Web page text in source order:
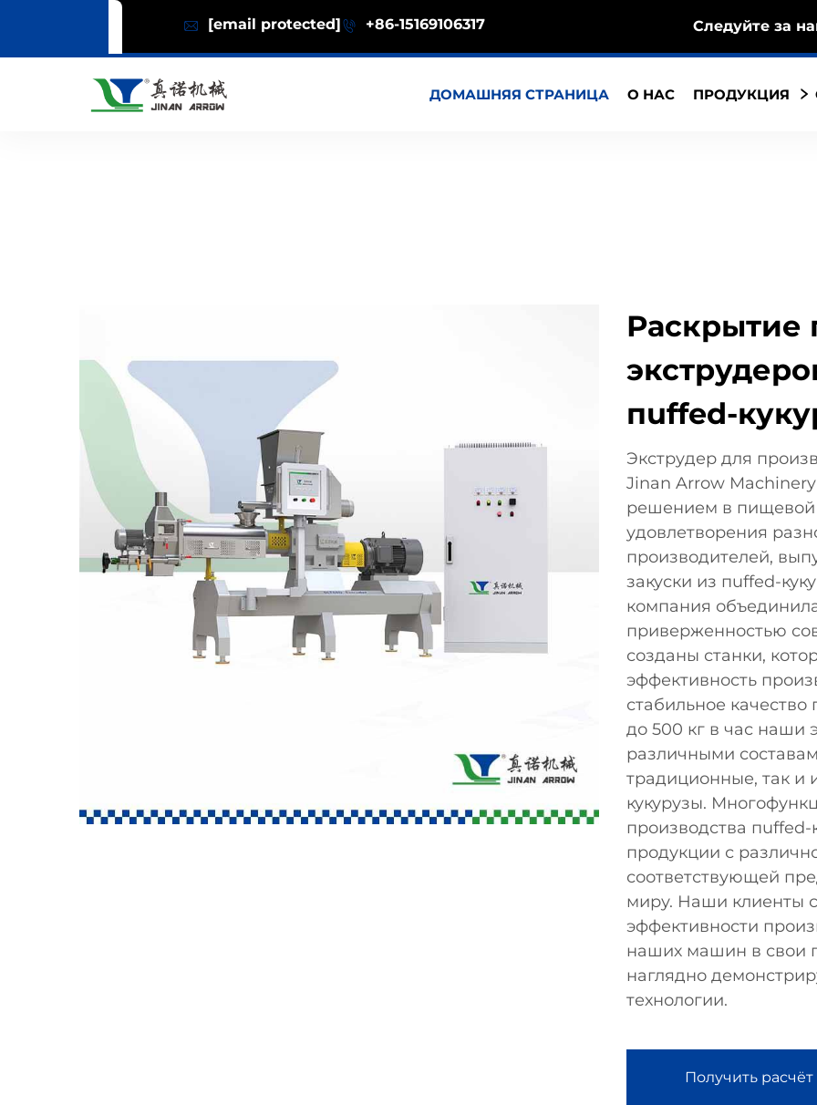
[email protected] +86-15169106317 Следуйте за
ДОМАШНЯЯ СТРАНИЦА О НАС ПРОДУКЦИЯ
Раскрытие
пuffed-
Экструдер для
Jinan Arrow
решением в пищевой
удовлетворения
производителей,
закуски из пuffed-
компания
приверженностью
созданы станки,
эффективность
стабильное
до 500 кг в час наши
различными
традиционные, так и
кукурузы.
производства пuffed-
продукции с
соответствующей
миру. Наши клиенты
эффективности
наших машин в свои
наглядно
технологии.
Получить